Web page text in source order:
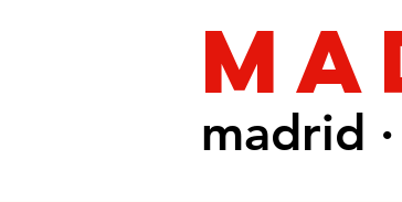
madrid